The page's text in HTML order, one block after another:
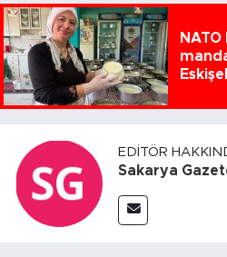
EDITÖR
Sakarya